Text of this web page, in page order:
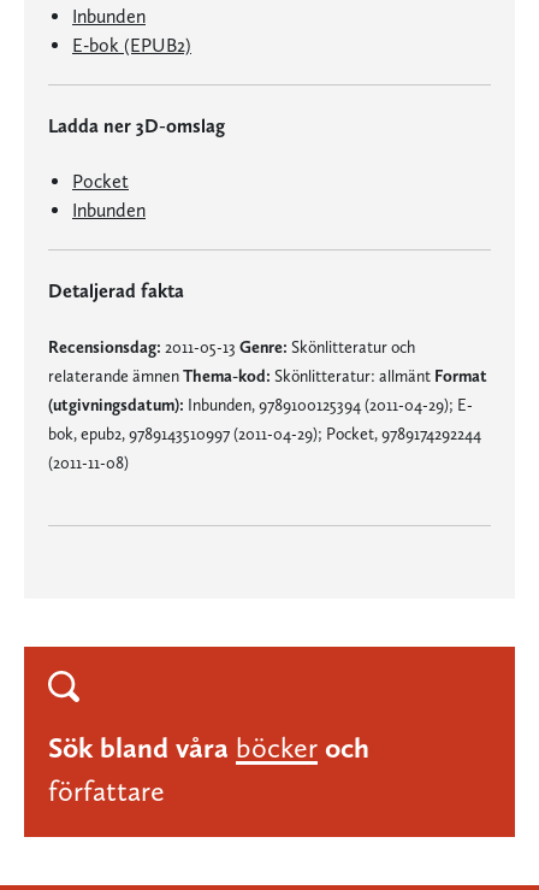
Inbunden
E-bok (EPUB2)
Ladda ner 3D-omslag
Pocket
Inbunden
Detaljerad fakta
Recensionsdag: 2011-05-13 Genre: Skönlitteratur och
relaterande ämnenThema-kod: Skönlitteratur: allmänt Format
(utgivningsdatum): Inbunden, 9789100125394 (2011-04-29); E-
bok, epub2, 9789143510997 (2011-04-29); Pocket, 9789174292244
(2011-11-08)
Sök bland våra böcker och
författare